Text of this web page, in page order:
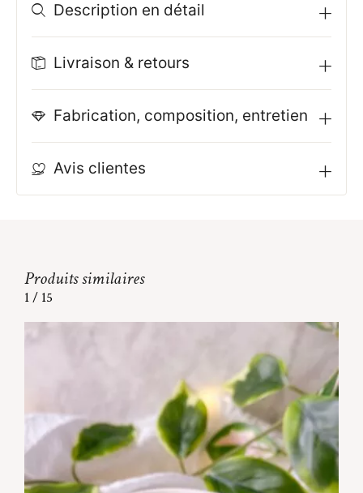
Description en détail
Livraison & retours
Fabrication, composition, entretien
Avis clientes
Produits similaires
1/ 15